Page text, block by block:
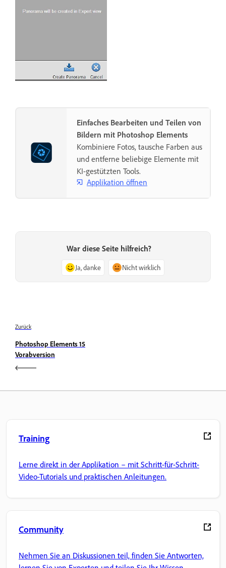
Einfaches Bearbeiten und Teilen von
Bildern mit Photoshop Elements
Kombiniere Fotos, tausche Farben aus
und entferne beliebige Elemente mit
KI-gestützten Tools.
Applikation öffnen
War diese Seite hilfreich?
Ja, danke Nicht wirklich
Zurück
Photoshop Elements 15
Vorabversion
Training
Lerne direkt in der Applikation – mit Schritt-für-Schritt-
Video-Tutorials und praktischen Anleitungen.
Community
Nehmen Sie an Diskussionen teil, finden Sie Antworten,